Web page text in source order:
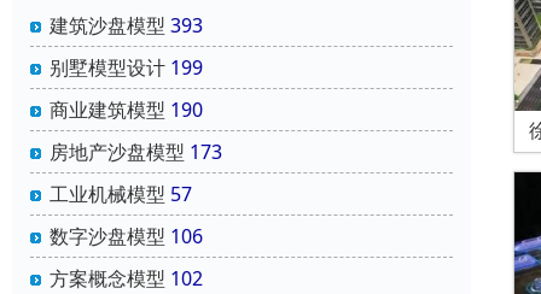
建筑沙盘模型 393
别墅模型设计 199
商业建筑模型 190
房地产沙盘模型 173
工业机械模型 57
数字沙盘模型 106
方案概念模型 102